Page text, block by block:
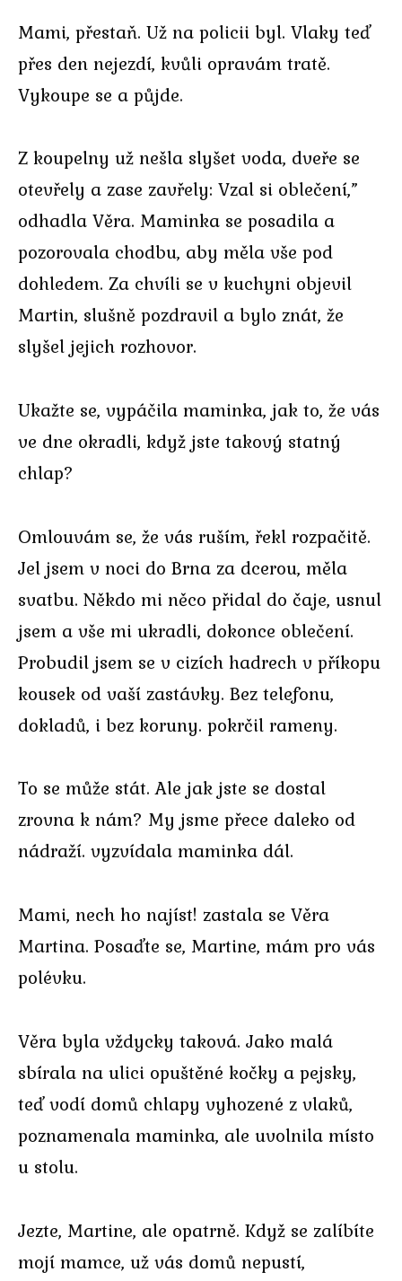
Mami, přestaň. Už na policii byl. Vlaky teď
přes den nejezdí, kvůli opravám tratě.
Vykoupe se a půjde.
Z koupelny už nešla slyšet voda, dveře se
otevřely a zase zavřely: Vzal si oblečení,”
odhadla Věra. Maminka se posadila a
pozorovala chodbu, aby měla vše pod
dohledem. Za chvíli se v kuchyni objevil
Martin, slušně pozdravil a bylo znát, že
slyšel jejich rozhovor.
Ukažte se, vypáčila maminka, jak to, že vás
ve dne okradli, když jste takový statný
chlap?
Omlouvám se, že vás ruším, řekl rozpačitě.
Jel jsem v noci do Brna za dcerou, měla
svatbu. Někdo mi něco přidal do čaje, usnul
jsem a vše mi ukradli, dokonce oblečení.
Probudil jsem se v cizích hadrech v příkopu
kousek od vaší zastávky. Bez telefonu,
dokladů, i bez koruny. pokrčil rameny.
To se může stát. Ale jak jste se dostal
zrovna k nám? My jsme přece daleko od
nádraží. vyzvídala maminka dál.
Mami, nech ho najíst! zastala se Věra
Martina. Posaďte se, Martine, mám pro vás
polévku.
Věra byla vždycky taková. Jako malá
sbírala na ulici opuštěné kočky a pejsky,
teď vodí domů chlapy vyhozené z vlaků,
poznamenala maminka, ale uvolnila místo
u stolu.
Jezte, Martine, ale opatrně. Když se zalíbíte
mojí mamce, už vás domů nepustí,